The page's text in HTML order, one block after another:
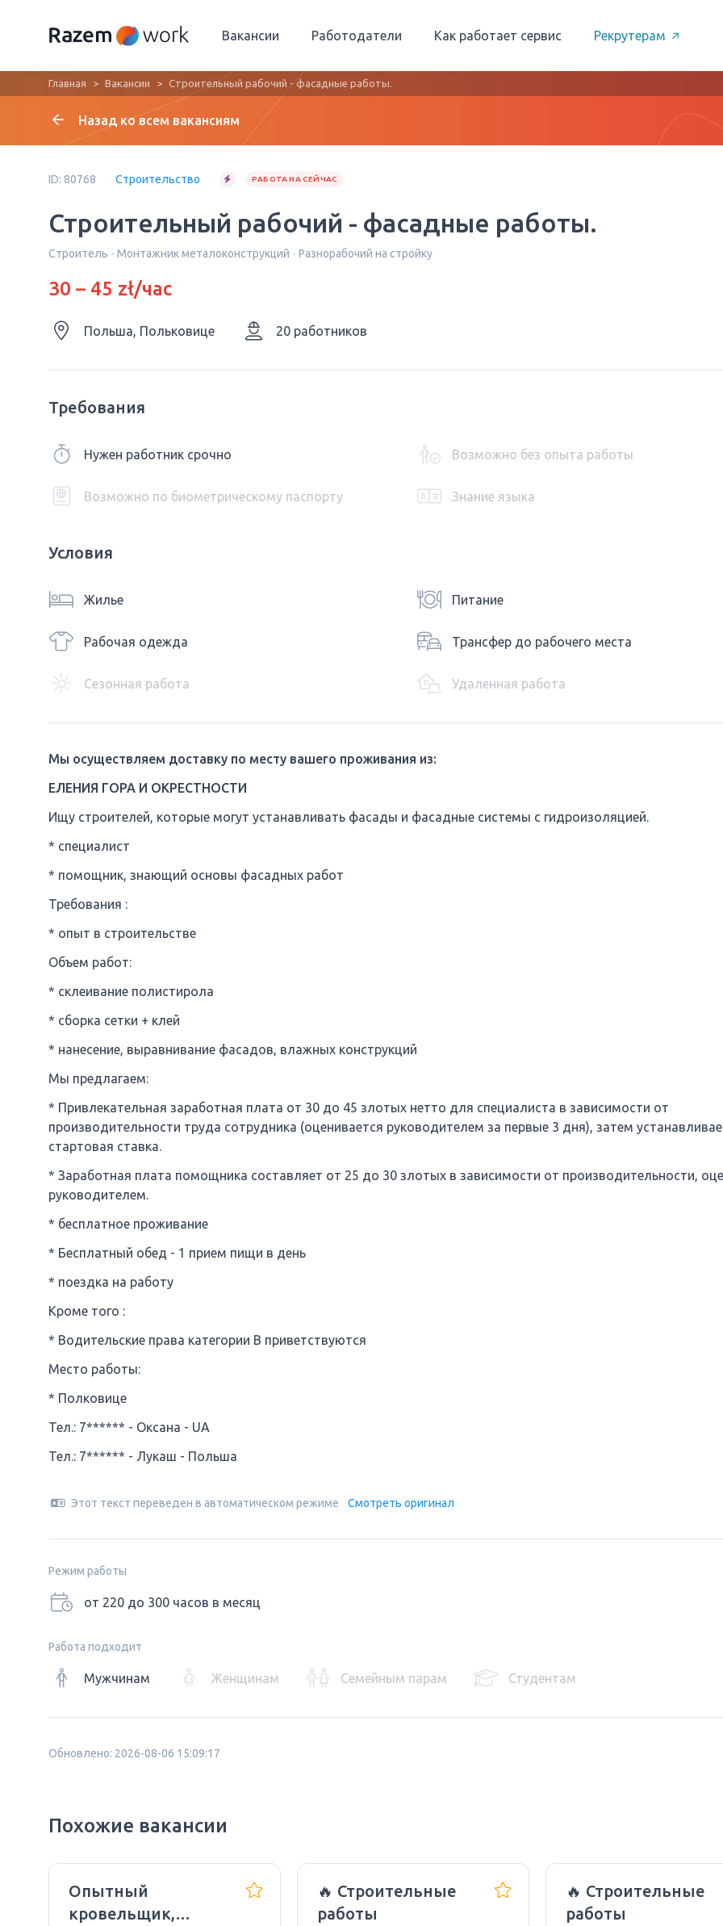
Вакансии Работодатели Как работает сервис Рекрутерам
Главная Вакансии Строительный рабочий - фасадные работы.
Назад ко всем вакансиям
ID: 80768 Строительство РАБОТА НА СЕЙЧАС
Строительный рабочий - фасадные работы.
Строитель Монтажник металоконструкций Разнорабочий на стройку
30 – 45 zł/час
Польша, Польковице 20 работников
Требования
Нужен работник срочно Возможно без опыта работы
Возможно по биометрическому паспорту Знание языка
Условия
Жилье Питание
Рабочая одежда Трансфер до рабочего места
Сезонная работа Удаленная работа
Мы осуществляем доставку по месту вашего проживания из:
ЕЛЕНИЯ ГОРА И ОКРЕСТНОСТИ
Ищу строителей, которые могут устанавливать фасады и фасадные системы с гидроизоляцией.
* специалист
* помощник, знающий основы фасадных работ
Требования :
* опыт в строительстве
Объем работ:
* склеивание полистирола
* сборка сетки + клей
* нанесение, выравнивание фасадов, влажных конструкций
Мы предлагаем:
* Привлекательная заработная плата от 30 до 45 злотых нетто для специалиста в зависимости от
производительности труда сотрудника (оценивается руководителем за первые 3 дня), затем
стартовая ставка.
* Заработная плата помощника составляет от 25 до 30 злотых в зависимости от производительности,
руководителем.
* бесплатное проживание
* Бесплатный обед - 1 прием пищи в день
* поездка на работу
Кроме того :
* Водительские права категории B приветствуются
Место работы:
* Полковице
Тел.: 7****** - Оксана - UA
Тел.: 7****** - Лукаш - Польша
Этот текст переведен в автоматическом режиме Смотреть оригинал
Режим работы
от 220 до 300 часов в месяц
Работа подходит
Мужчинам Женщинам Семейным парам Студентам
Обновлено: 2026-08-06 15:09:17
Похожие вакансии
Опытный
кровельщик,
🔥 Строительные
работы
🔥 Строительные
работы